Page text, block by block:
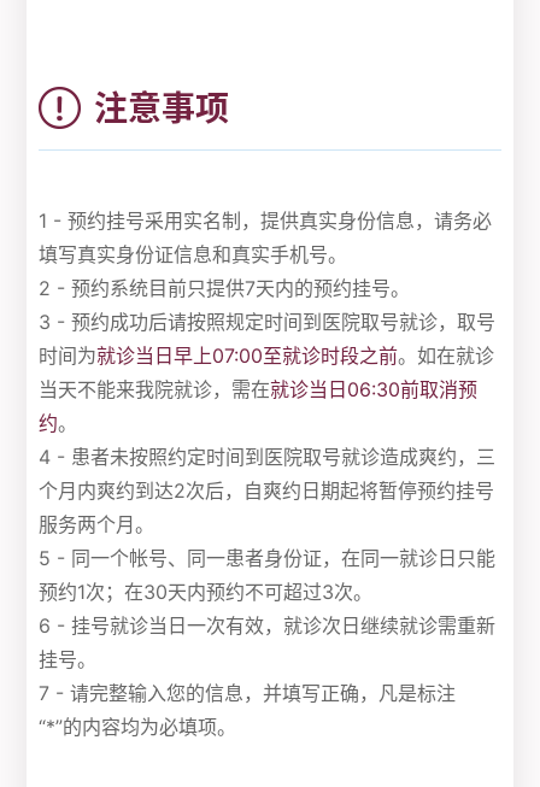
注意事项
1 - 预约挂号采用实名制，提供真实身份信息，请务必
填写真实身份证信息和真实手机号。
2 - 预约系统目前只提供7天内的预约挂号。
3 - 预约成功后请按照规定时间到医院取号就诊，取号
时间为就诊当日早上07:00至就诊时段之前。如在就诊
当天不能来我院就诊，需在就诊当日06:30前取消预
约。
4 - 患者未按照约定时间到医院取号就诊造成爽约，三
个月内爽约到达2次后，自爽约日期起将暂停预约挂号
服务两个月。
5 - 同一个帐号、同一患者身份证，在同一就诊日只能
预约1次；在30天内预约不可超过3次。
6 - 挂号就诊当日一次有效，就诊次日继续就诊需重新
挂号。
7 - 请完整输入您的信息，并填写正确，凡是标注
“*”的内容均为必填项。